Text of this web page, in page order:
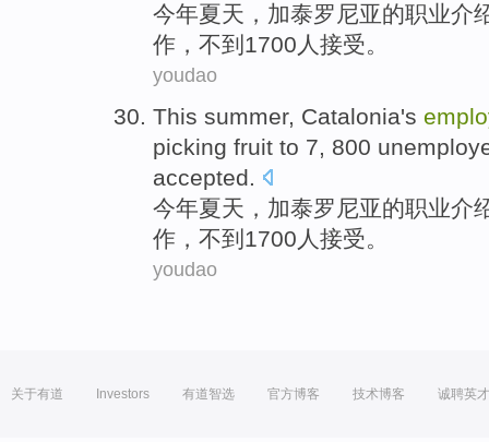
今年夏天， 加泰罗尼亚的职业介
作 ， 不到 1700 人 接受。
youdao
This summer, Catalonia's
picking fruit to 7, 800
accepted.
今年夏天， 加泰罗尼亚的职业介
作 ， 不到 1700 人 接受。
youdao
关于有道 Investors 有道智选 官方博客 技术博客 诚聘英才